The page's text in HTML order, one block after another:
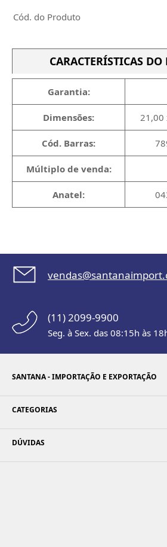
Cód. do Produto
CARACTERÍSTICAS
Garantia:
Dimensões: 21,00
Cód. Barras:
Múltiplo de venda:
Anatel:
(11) 2099-9900
Seg. à Sex. das 08:15h às
SANTANA - IMPORTAÇÃO E EXPORTAÇÃO
CATEGORIAS
DÚVIDAS